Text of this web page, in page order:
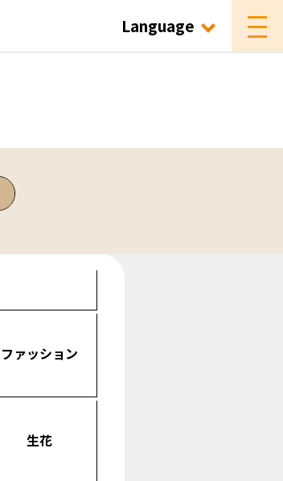
Language
ファッション
生花